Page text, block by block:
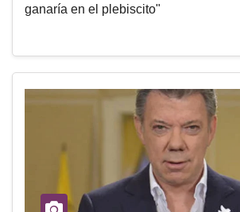
ganaría en el plebiscito"